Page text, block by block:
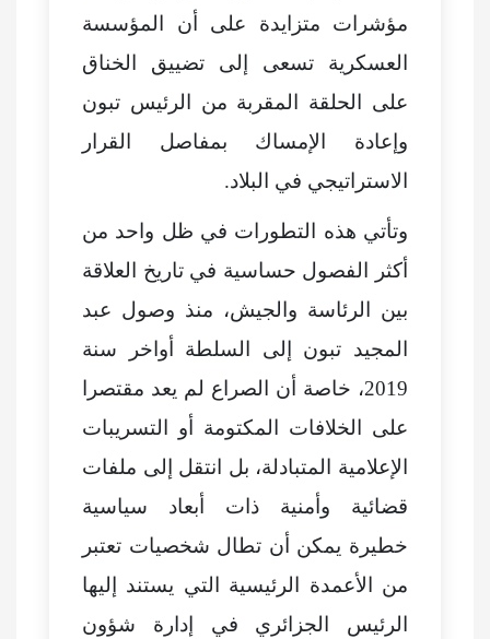
مؤشرات متزايدة على أن المؤسسة
العسكرية تسعى إلى تضييق الخناق
على الحلقة المقربة من الرئيس تبون
وإعادة الإمساك بمفاصل القرار
الاستراتيجي في البلاد.
وتأتي هذه التطورات في ظل واحد من
أكثر الفصول حساسية في تاريخ العلاقة
بين الرئاسة والجيش، منذ وصول عبد
المجيد تبون إلى السلطة أواخر سنة
2019، خاصة أن الصراع لم يعد مقتصرا
على الخلافات المكتومة أو التسريبات
الإعلامية المتبادلة، بل انتقل إلى ملفات
قضائية وأمنية ذات أبعاد سياسية
خطيرة يمكن أن تطال شخصيات تعتبر
من الأعمدة الرئيسية التي يستند إليها
الرئيس الجزائري في إدارة شؤون